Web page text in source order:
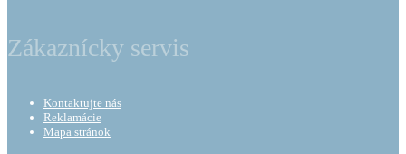
Zákaznícky servis
Kontaktujte nás
Reklamácie
Mapa stránok